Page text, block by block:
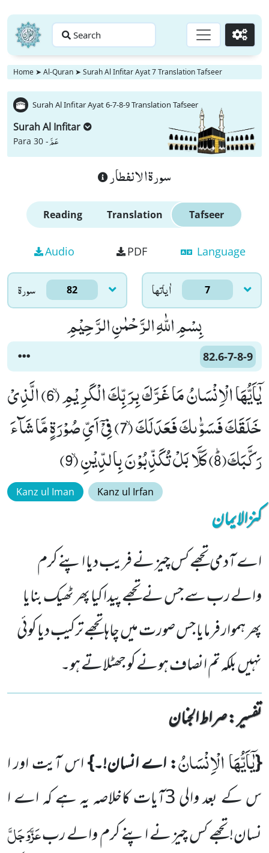
Search Go
Home ➤ Al-Quran ➤ Surah Al Infitar Ayat 7 Translation Tafseer
Surah Al Infitar Ayat 6-7-8-9 Translation Tafseer
Surah Al Infitar
Para 30 -عَمَّ
سورة الانفطار
Reading Translation Tafseer
Audio PDF Language
سورۃ 82 اٰياتها 7
بِسْمِ اللّٰهِ الرَّحْمٰنِ الرَّحِیْمِ
82.6-7-8-9
یٰۤاَیُّهَا الْاِنْسَانُ مَا غَرَّكَ بِرَبِّكَ الْكَرِیْمِۙ (6) الَّذِیْ
خَلَقَكَ فَسَوّٰىكَ فَعَدَلَكَۙ (7) فِیْۤ اَیِّ صُوْرَةٍ مَّا شَآءَ
رَكَّبَكَﭤ(8) كَلَّا بَلْ تُكَذِّبُوْنَ بِالدِّیْنِۙ (9)
Kanz ul Iman Kanz ul Irfan
کنزالایمان
اے آدمی تجھے کس چیز نے فریب دیا اپنے کرم
والے رب سے جس نے تجھے پیدا کیا پھر ٹھیک بنایا
پھر ہموار فرمایا جس صورت میں چاہا تجھے ترکیب دیا کوئی
نہیں بلکہ تم انصاف ہونے کو جھٹلاتے ہو۔
تفسیر : ‎صراط الجنان
{یٰۤاَیُّهَا الْاِنْسَانُ: اے انسان!۔}اس آیت اور ا
س کے بعد والی3آیات کاخلاصہ یہ ہے کہ اے ا
نسان! تجھے کس چیزنے اپنے کرم والے ربعَزَّوَجَلَّ